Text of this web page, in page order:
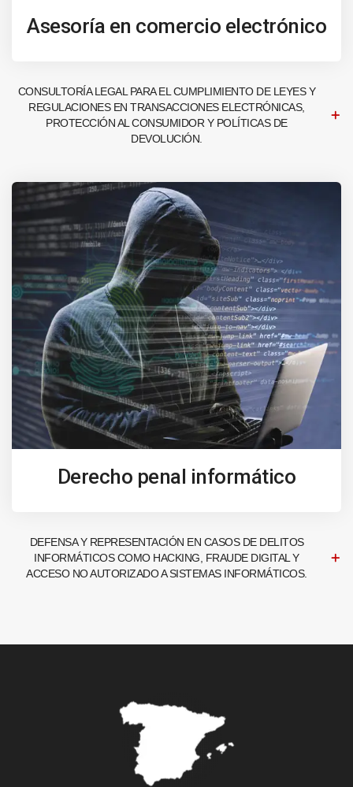
Asesoría en comercio electrónico
CONSULTORÍA LEGAL PARA EL CUMPLIMIENTO DE LEYES Y
REGULACIONES EN TRANSACCIONES ELECTRÓNICAS,
PROTECCIÓN AL CONSUMIDOR Y POLÍTICAS DE
DEVOLUCIÓN.
Derecho penal informático
DEFENSA Y REPRESENTACIÓN EN CASOS DE DELITOS
INFORMÁTICOS COMO HACKING, FRAUDE DIGITAL Y
ACCESO NO AUTORIZADO A SISTEMAS INFORMÁTICOS.